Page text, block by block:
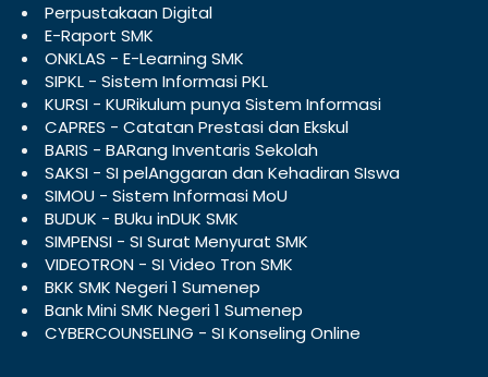
Perpustakaan Digital
E-Raport SMK
ONKLAS - E-Learning SMK
SIPKL - Sistem Informasi PKL
KURSI - KURikulum punya Sistem Informasi
CAPRES - Catatan Prestasi dan Ekskul
BARIS - BARang Inventaris Sekolah
SAKSI - SI pelAnggaran dan Kehadiran SIswa
SIMOU - Sistem Informasi MoU
BUDUK - BUku inDUK SMK
SIMPENSI - SI Surat Menyurat SMK
VIDEOTRON - SI Video Tron SMK
BKK SMK Negeri 1 Sumenep
Bank Mini SMK Negeri 1 Sumenep
CYBERCOUNSELING - SI Konseling Online